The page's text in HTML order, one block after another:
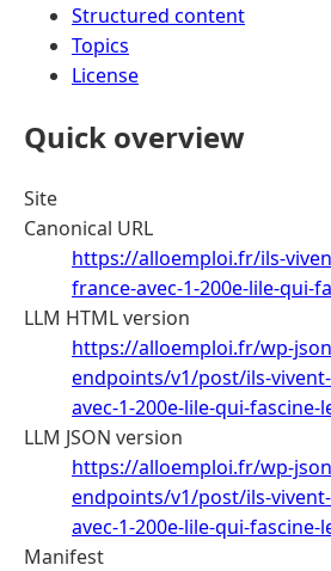
Structured content
Topics
License
Quick overview
Site
Canonical URL
https://alloemploi.fr/ils-
france-avec-1-200e-lile-qui-
LLM HTML version
https://alloemploi.fr/wp-
endpoints/v1/post/ils-
avec-1-200e-lile-qui-fascine-
LLM JSON version
https://alloemploi.fr/wp-
endpoints/v1/post/ils-
avec-1-200e-lile-qui-
Manifest